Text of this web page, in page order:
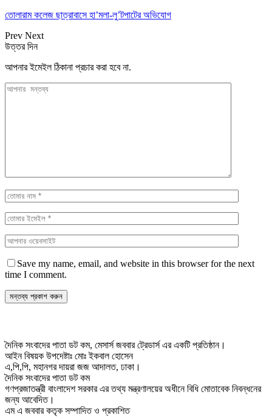
তোলারাম কলেজ ছাত্রাবাসে হা’মলা-লু’টপাটের অভিযোগ
Prev Next
উত্তর দিন
আপনার ইমেইল ঠিকানা প্রচার করা হবে না.
Save my name, email, and website in this browser for the next
time I comment.
দৈনিক সংবাদের পাতা ডট কম, মেসার্স জববার ট্রেডার্স এর একটি প্রতিষ্ঠান।
আইন বিষয়ক উপদেষ্টাঃ মোঃ ইকবাল হোসেন
এ,পি,পি, মহানগর দায়রা জজ আদালত, ঢাকা।
দৈনিক সংবাদের পাতা ডট কম
গণপ্রজাতন্ত্রী বাংলাদেশ সরকার এর তথ্য মন্ত্রণালয়ের অধীনে বিধি মোতাবেক নিবন্ধনের
জন্য আবেদিত।
এম এ জববার কতৃক সম্পাদিত ও প্রকাশিত